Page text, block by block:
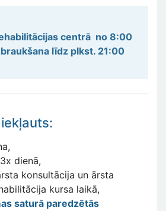
centrā no 8:00
līdz plkst. 21:00
dienā,
konsultācija un ārsta
kursa laikā,
saturā paredzētās